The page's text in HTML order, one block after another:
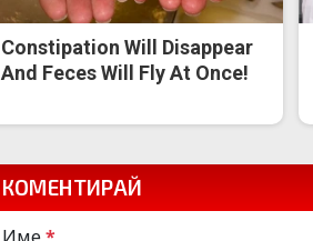
Constipation Will Disappear
And Feces Will Fly At Once!
КОМЕНТИРАЙ